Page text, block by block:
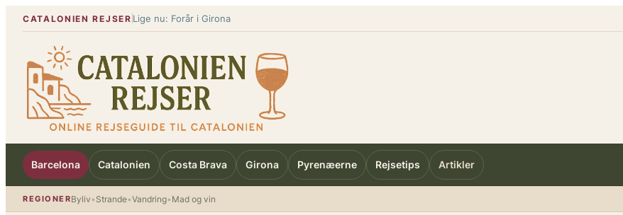
Spring
indhold
CATALONIEN REJSER Lige nu: Forår i Girona
Barcelona Catalonien Costa Brava Girona Pyrenæerne Rejsetips Artikler
REGIONERByliv• Strande•Vandring• Mad og vin